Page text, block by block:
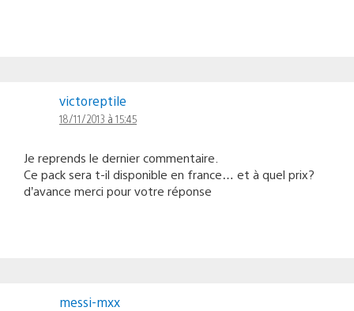
victoreptile
18/11/2013 à 15:45
Je reprends le dernier commentaire.
Ce pack sera t-il disponible en france… et à quel prix?
d’avance merci pour votre réponse
messi-mxx